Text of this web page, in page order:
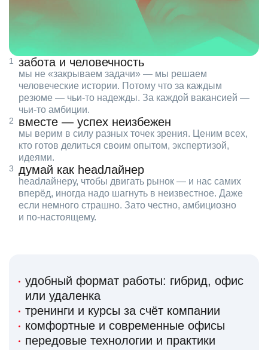
забота и человечность
мы не «закрываем задачи» — мы решаем
человеческие истории. Потому что за каждым
резюме — чьи‑то надежды. За каждой вакансией —
чьи‑то амбиции.
вместе — успех неизбежен
мы верим в силу разных точек зрения. Ценим всех,
кто готов делиться своим опытом, экспертизой,
идеями.
думай как headлайнер
headлайнеру, чтобы двигать рынок — и нас самих
вперёд, иногда надо шагнуть в неизвестное. Даже
если немного страшно. Зато честно, амбициозно
и по‑настоящему.
удобный формат работы: гибрид, офис
или удаленка
тренинги и курсы за счёт компании
комфортные и современные офисы
передовые технологии и практики